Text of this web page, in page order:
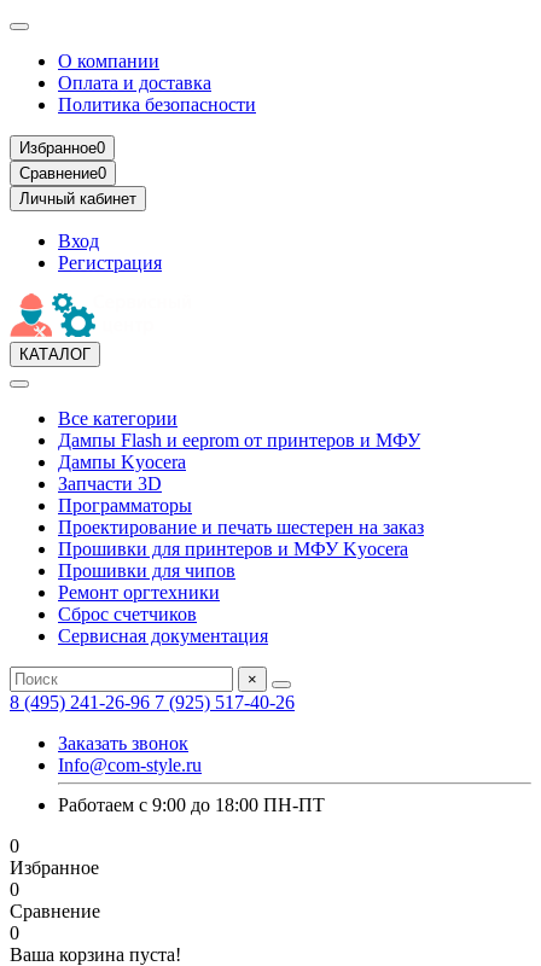
О компании
Оплата и доставка
Политика безопасности
Избранное0
Сравнение0
Личный кабинет
Вход
Регистрация
КАТАЛОГ
Все категории
Дампы Flash и eeprom от принтеров и МФУ
Дампы Kyocera
Запчасти 3D
Программаторы
Проектирование и печать шестерен на заказ
Прошивки для принтеров и МФУ Kyocera
Прошивки для чипов
Ремонт оргтехники
Сброс счетчиков
Сервисная документация
×
8 (495) 241-26-96 7 (925) 517-40-26
Заказать звонок
Info@com-style.ru
Работаем с 9:00 до 18:00 ПН-ПТ
0
Избранное
0
Сравнение
0
Ваша корзина пуста!